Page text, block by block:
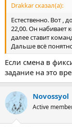
Drakkar сказал(а):
Естественно. Вот ,
22,00. Он набивает
далее ставит
Дальше всё
Если смена в
задание на это
Novossyol
Active